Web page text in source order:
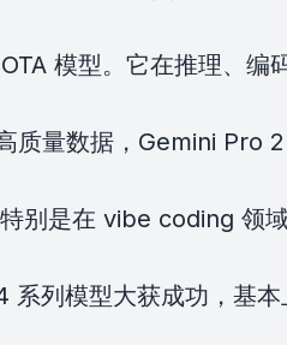
模型。它在推理、编
质量数据，Gemini Pro
别是在 vibe coding 领
列模型大获成功，基